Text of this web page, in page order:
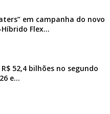
em campanha do novo
Flex...
52,4 bilhões no segundo
e...